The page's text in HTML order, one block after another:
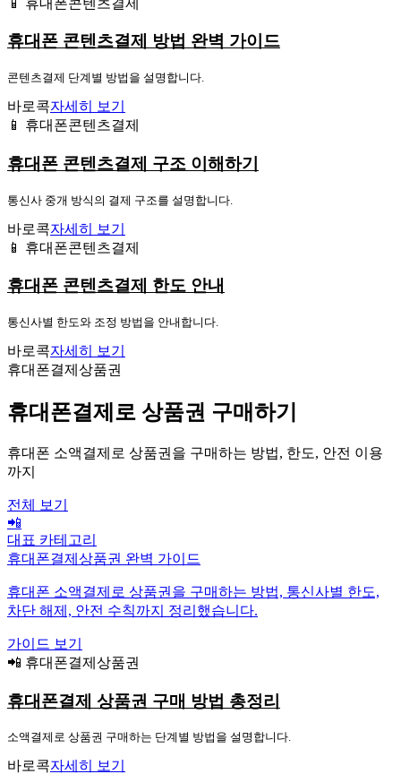
휴대폰 콘텐츠결제 방법 완벽 가이드
콘텐츠결제 단계별 방법을 설명합니다.
바로콕자세히 보기
📱 휴대폰콘텐츠결제
휴대폰 콘텐츠결제 구조 이해하기
통신사 중개 방식의 결제 구조를 설명합니다.
바로콕자세히 보기
📱 휴대폰콘텐츠결제
휴대폰 콘텐츠결제 한도 안내
통신사별 한도와 조정 방법을 안내합니다.
바로콕자세히 보기
휴대폰결제상품권
휴대폰결제로 상품권 구매하기
휴대폰 소액결제로 상품권을 구매하는 방법, 한도, 안전 이용
까지
전체 보기
📲
대표 카테고리
휴대폰결제상품권 완벽 가이드
휴대폰 소액결제로 상품권을 구매하는 방법, 통신사별 한도,
차단 해제, 안전 수칙까지 정리했습니다.
가이드 보기
📲 휴대폰결제상품권
휴대폰결제 상품권 구매 방법 총정리
소액결제로 상품권 구매하는 단계별 방법을 설명합니다.
바로콕자세히 보기